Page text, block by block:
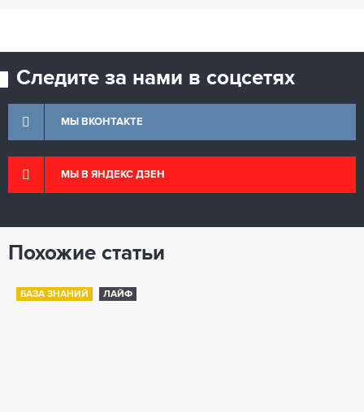
Следите за нами в соцсетях
МЫ ВКОНТАКТЕ
МЫ В ЯНДЕКС ДЗЕН
Похожие статьи
БАЗА ЗНАНИЙ ЛАЙФ